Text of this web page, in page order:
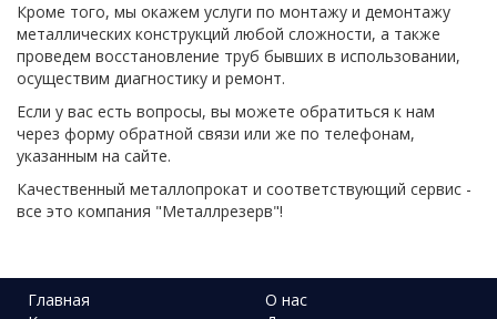
Кроме того, мы окажем услуги по монтажу и демонтажу
металлических конструкций любой сложности, а также
проведем восстановление труб бывших в использовании,
осуществим диагностику и ремонт.
Если у вас есть вопросы, вы можете обратиться к нам
через форму обратной связи или же по телефонам,
указанным на сайте.
Качественный металлопрокат и соответствующий сервис -
все это компания "Металлрезерв"!
Главная
О нас